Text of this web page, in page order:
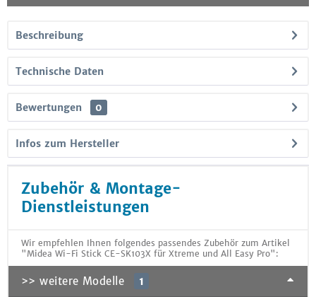
Beschreibung
Technische Daten
Bewertungen 0
Infos zum Hersteller
Zubehör & Montage-
Dienstleistungen
Wir empfehlen Ihnen folgendes passendes Zubehör zum Artikel
"Midea Wi-Fi Stick CE-SK103X für Xtreme und All Easy Pro":
>> weitere Modelle 1